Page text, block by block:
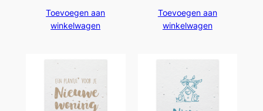
Toevoegen aan
winkelwagen
Toevoegen aan
winkelwagen